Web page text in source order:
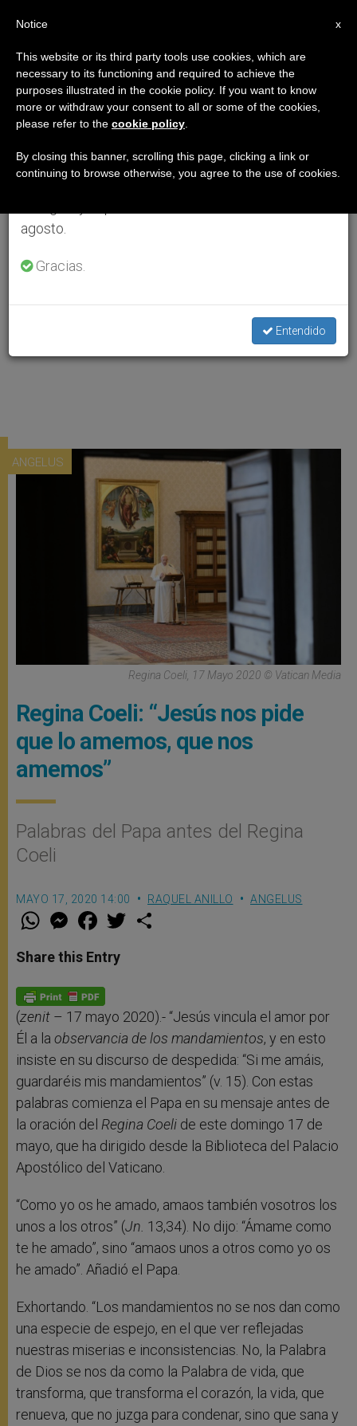
ANGELUS
Regina Coeli, 17 Mayo 2020 © Vatican Media
Regina Coeli: “Jesús nos pide
que lo amemos, que nos
amemos”
Palabras del Papa antes del Regina
Coeli
MAYO 17, 2020 14:00 RAQUEL ANILLO ANGELUS
W
t
s
p
p
M
e
s
e
g
e
r
F
a
e
b
o
k
w
Share this Entry
(zenit – 17 mayo 2020).- “Jesús vincula el amor por
Él a la observancia de los mandamientos, y en esto
insiste en su discurso de despedida: “Si me amáis,
guardaréis mis mandamientos” (v. 15). Con estas
palabras comienza el Papa en su mensaje antes de
la oración del Regina Coeli de este domingo 17 de
mayo, que ha dirigido desde la Biblioteca del Palacio
Apostólico del Vaticano.
“Como yo os he amado, amaos también vosotros los
unos a los otros” (Jn. 13,34). No dijo: “Ámame como
te he amado”, sino “amaos unos a otros como yo os
he amado”. Añadió el Papa.
Exhortando. “Los mandamientos no se nos dan como
una especie de espejo, en el que ver reflejadas
nuestras miserias e inconsistencias. No, la Palabra
de Dios se nos da como la Palabra de vida, que
transforma, que transforma el corazón, la vida, que
renueva, que no juzga para condenar, sino que sana y
×
Aviso importante
Del 27 de julio al 7 de agosto haremos la pausa
anual, aprovechando que en el periodo de verano
se generan menos informaciones y también el
agosto.
Gracias.
Entendido
x
Notice
This website or its third party tools use cookies, which are
necessary to its functioning and required to achieve the
purposes illustrated in the cookie policy. If you want to know
more or withdraw your consent to all or some of the cookies,
please refer to the cookie policy
By closing this banner, scrolling this page, clicking a link or
continuing to browse otherwise, you agree to the use of cookies.